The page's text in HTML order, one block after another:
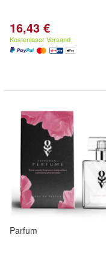
16,43 €
Kostenloser Versand
Parfum